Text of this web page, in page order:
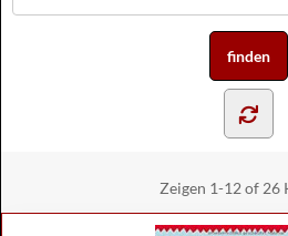
Zeigen 1-12 of 26